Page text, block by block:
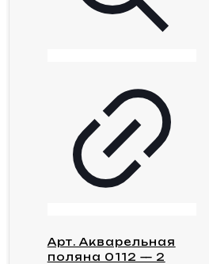
Арт. Акварельная
поляна 0112 — 2